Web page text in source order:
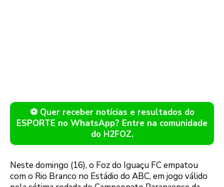
⚽ Quer receber notícias e resultados do
ESPORTE no WhatsApp? Entre na comunidade
do H2FOZ.
Neste domingo (16), o Foz do Iguaçu FC empatou
com o Rio Branco no Estádio do ABC, em jogo válido